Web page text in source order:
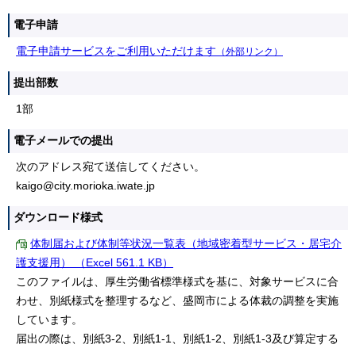
電子申請
電子申請サービスをご利用いただけます （外部リンク）
提出部数
1部
電子メールでの提出
次のアドレス宛て送信してください。
kaigo@city.morioka.iwate.jp
ダウンロード様式
体制届および体制等状況一覧表（地域密着型サービス・居宅介
護支援用） （Excel 561.1 KB）
このファイルは、厚生労働省標準様式を基に、対象サービスに合
わせ、別紙様式を整理するなど、盛岡市による体裁の調整を実施
しています。
届出の際は、別紙3-2、別紙1-1、別紙1-2、別紙1-3及び算定する